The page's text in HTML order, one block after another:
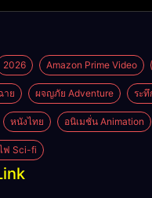
2026 Amazon Prime Video
าย ผจญภัย Adventure ระ
หนังไทย อนิเมชั่น Animation
ฟ Sci-fi